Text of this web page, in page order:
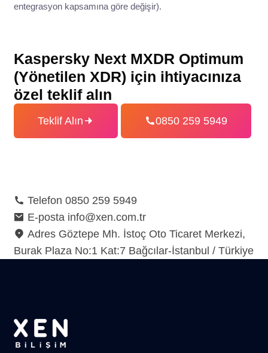
entegrasyon kapsamına göre değişir).
Kaspersky Next MXDR Optimum
(Yönetilen XDR) için ihtiyacınıza
özel teklif alın
Teklif Alın 0850 259 5949
Telefon 0850 259 5949
E-posta info@xen.com.tr
Adres Göztepe Mh. İstoç Oto Ticaret Merkezi,
Burak Plaza No:1 Kat:7 Bağcılar-İstanbul / Türkiye